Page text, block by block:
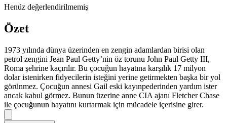
Henüz değerlendirilmemiş
Özet
1973 yılında dünya üzerinden en zengin adamlardan birisi olan
petrol zengini Jean Paul Getty’nin öz torunu John Paul Getty III,
Roma şehrine kaçırılır. Bu çocuğun hayatına karşılık 17 milyon
dolar istenirken fidyecilerin isteğini yerine getirmekten başka bir yol
görünmez. Çocuğun annesi Gail eski kayınpederinden yardım ister
ancak kabul görmez. Bunun üzerine anne CIA ajanı Fletcher Chase
ile çocuğunun hayatını kurtarmak için mücadele içerisine girer.